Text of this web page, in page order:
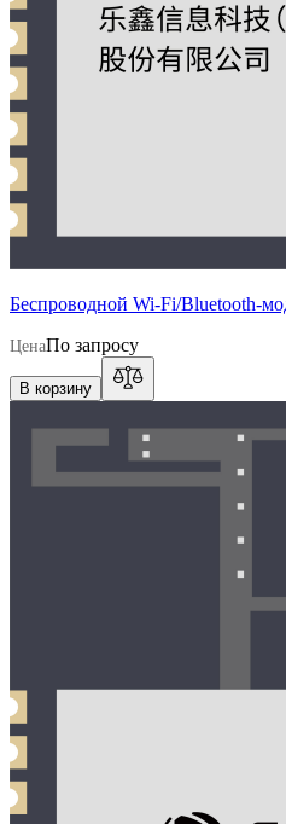
Беспроводной Wi-Fi/Bluetooth-
ЦенаПо запросу
В корзину